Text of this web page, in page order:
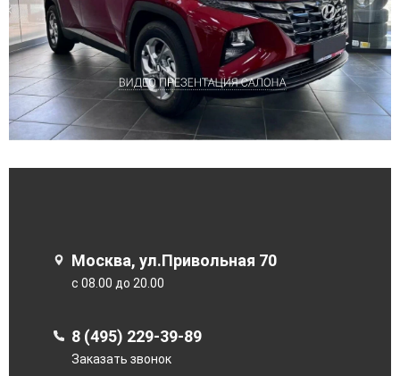
Москва, ул.Привольная 70
с 08.00 до 20.00
8 (495) 229-39-89
Заказать звонок